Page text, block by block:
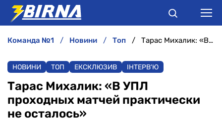
АНАЛІТИКА
ІНТЕРВ'Ю
команда №1 новини топ Тарас Михалик: «В УПЛ проходных матчей практически не осталось»
НОВИНИ ТОП ЕКСКЛЮЗИВ ІНТЕРВ'Ю
Тарас Михалик: «В УПЛ
проходных матчей практически
не осталось»